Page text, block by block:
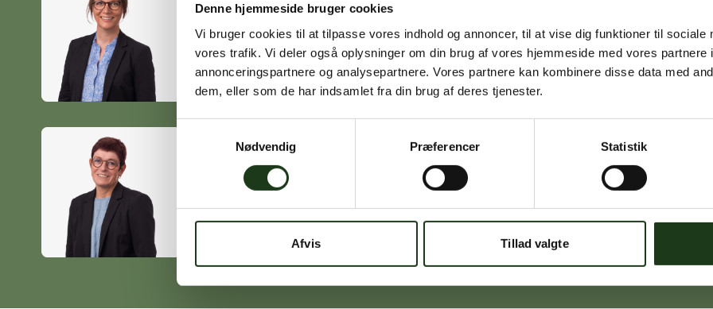
Denne hjemmeside bruger cookies
Vi bruger cookies til at tilpasse vores indhold og annoncer, til at vise dig funktioner til sociale
vores trafik. Vi deler også oplysninger om din brug af vores hjemmeside med vores partnere
annonceringspartnere og analysepartnere. Vores partnere kan kombinere disse data med
dem, eller som de har indsamlet fra din brug af deres tjenester.
Samtykkevalg
Nødvendig
Præferencer Statistik
Afvis Tillad valgte
Heidi Ørskov
Holbæk
59 45 10 14
Nykøbing Sj.
59 91 99 77
Birgitte Poulsen
59 31 75 95
Michael Ørskov
59 45 10 14